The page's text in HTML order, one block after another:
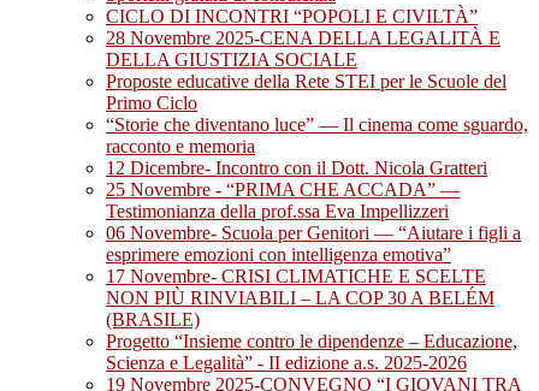
CICLO DI INCONTRI “POPOLI E CIVILTÀ”
28 Novembre 2025-CENA DELLA LEGALITÀ E
DELLA GIUSTIZIA SOCIALE
Proposte educative della Rete STEI per le Scuole del
Primo Ciclo
“Storie che diventano luce” — Il cinema come sguardo,
racconto e memoria
12 Dicembre- Incontro con il Dott. Nicola Gratteri
25 Novembre - “PRIMA CHE ACCADA” —
Testimonianza della prof.ssa Eva Impellizzeri
06 Novembre- Scuola per Genitori — “Aiutare i figli a
esprimere emozioni con intelligenza emotiva”
17 Novembre- CRISI CLIMATICHE E SCELTE
NON PIÙ RINVIABILI – LA COP 30 A BELÉM
(BRASILE)
Progetto “Insieme contro le dipendenze – Educazione,
Scienza e Legalità” - II edizione a.s. 2025-2026
19 Novembre 2025-CONVEGNO “I GIOVANI TRA